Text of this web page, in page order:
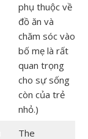
phụ thuộc về
đồ ăn và
chăm sóc vào
bố mẹ là rất
quan trọng
cho sự sống
còn của trẻ
nhỏ.)
The